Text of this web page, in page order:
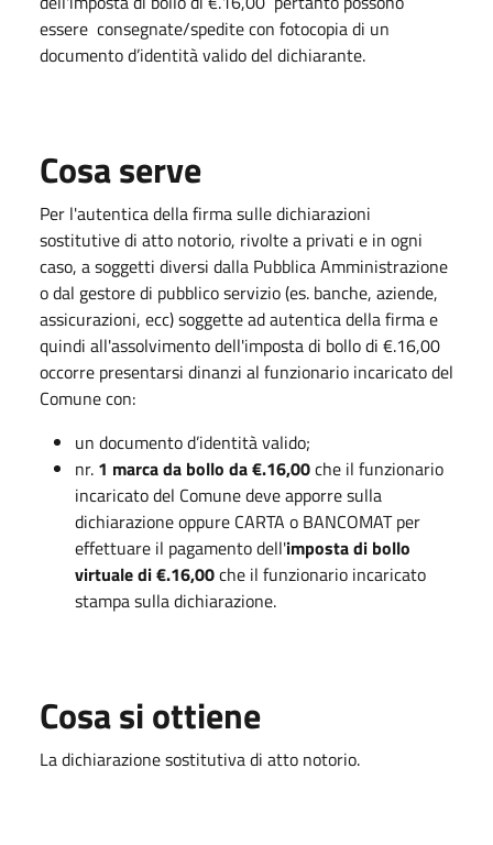
essere consegnate/spedite con fotocopia di un
documento d’identità valido del dichiarante.
Cosa serve
Per l'autentica della firma sulle dichiarazioni
sostitutive di atto notorio, rivolte a privati e in ogni
caso, a soggetti diversi dalla Pubblica Amministrazione
o dal gestore di pubblico servizio (es. banche, aziende,
assicurazioni, ecc) soggette ad autentica della firma e
quindi all'assolvimento dell'imposta di bollo di €.16,00
occorre presentarsi dinanzi al funzionario incaricato del
Comune con:
un documento d’identità valido;
nr. 1 marca da bollo da €.16,00che il funzionario
incaricato del Comune deve apporre sulla
dichiarazione oppure CARTA o BANCOMAT per
effettuare il pagamento dell'imposta di bollo
virtuale di €.16,00che il funzionario incaricato
stampa sulla dichiarazione.
Cosa si ottiene
La dichiarazione sostitutiva di atto notorio.